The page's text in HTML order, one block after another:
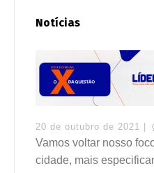
Notícias
20 de outubro de 2021 |
Vamos voltar nosso
cidade, mais